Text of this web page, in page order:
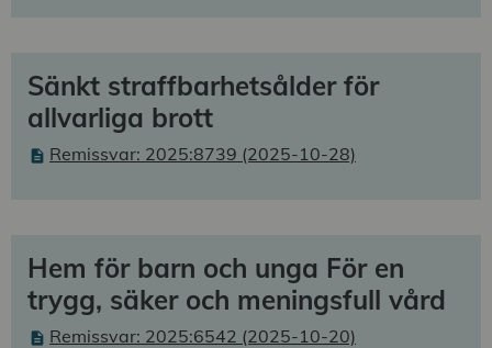
Sänkt straffbarhetsålder för
allvarliga brott
Remissvar: 2025:8739 (2025-10-28)
Hem för barn och unga För en
trygg, säker och meningsfull vård
Remissvar: 2025:6542 (2025-10-20)